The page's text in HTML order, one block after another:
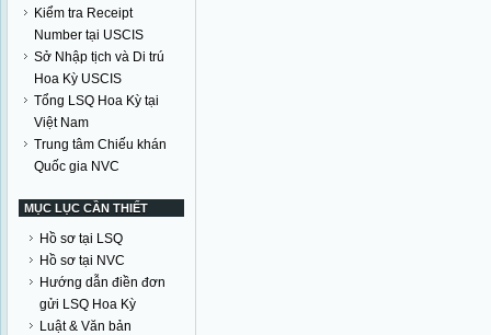
Kiểm tra Receipt
Number tại USCIS
Sở Nhập tịch và Di trú
Hoa Kỳ USCIS
Tổng LSQ Hoa Kỳ tại
Việt Nam
Trung tâm Chiếu khán
Quốc gia NVC
MỤC LỤC CẦN THIẾT
Hồ sơ tại LSQ
Hồ sơ tại NVC
Hướng dẫn điền đơn
gửi LSQ Hoa Kỳ
Luật & Văn bản